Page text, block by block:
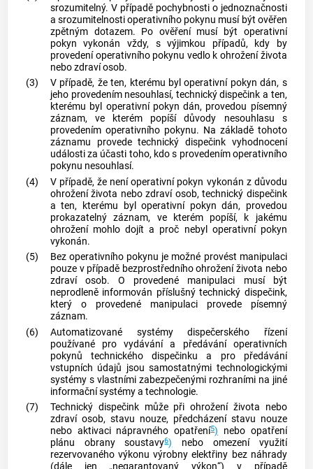
srozumitelný. V případě pochybnosti o jednoznačnosti
a srozumitelnosti operativního pokynu musí být ověřen
zpětným dotazem. Po ověření musí být operativní
pokyn vykonán vždy, s výjimkou případů, kdy by
provedení operativního pokynu vedlo k ohrožení života
nebo zdraví osob.
(3)
V případě, že ten, kterému byl operativní pokyn dán, s
jeho provedením nesouhlasí, technický dispečink a ten,
kterému byl operativní pokyn dán, provedou písemný
záznam, ve kterém popíší důvody nesouhlasu s
provedením operativního pokynu. Na základě tohoto
záznamu provede technický dispečink vyhodnocení
události za účasti toho, kdo s provedením operativního
pokynu nesouhlasí.
(4)
V případě, že není operativní pokyn vykonán z důvodu
ohrožení života nebo zdraví osob, technický dispečink
a ten, kterému byl operativní pokyn dán, provedou
prokazatelný záznam, ve kterém popíší, k jakému
ohrožení mohlo dojít a proč nebyl operativní pokyn
vykonán.
(5)
Bez operativního pokynu je možné provést manipulaci
pouze v případě bezprostředního ohrožení života nebo
zdraví osob. O provedené manipulaci musí být
neprodleně informován příslušný technický dispečink,
který o provedené manipulaci provede písemný
záznam.
(6)
Automatizované systémy dispečerského řízení
používané pro vydávání a předávání operativních
pokynů technického dispečinku a pro předávání
vstupních údajů jsou samostatnými technologickými
systémy s vlastními zabezpečenými rozhraními na jiné
informační systémy a technologie.
(7)
Technický dispečink může při ohrožení života nebo
zdraví osob, stavu nouze, předcházení stavu nouze
nebo aktivaci nápravného opatření5) nebo opatření
plánu obrany soustavy6) nebo omezení využití
rezervovaného výkonuvýrobny elektřiny bez náhrady